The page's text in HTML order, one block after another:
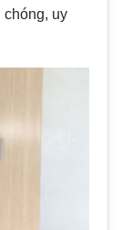
chóng, uy